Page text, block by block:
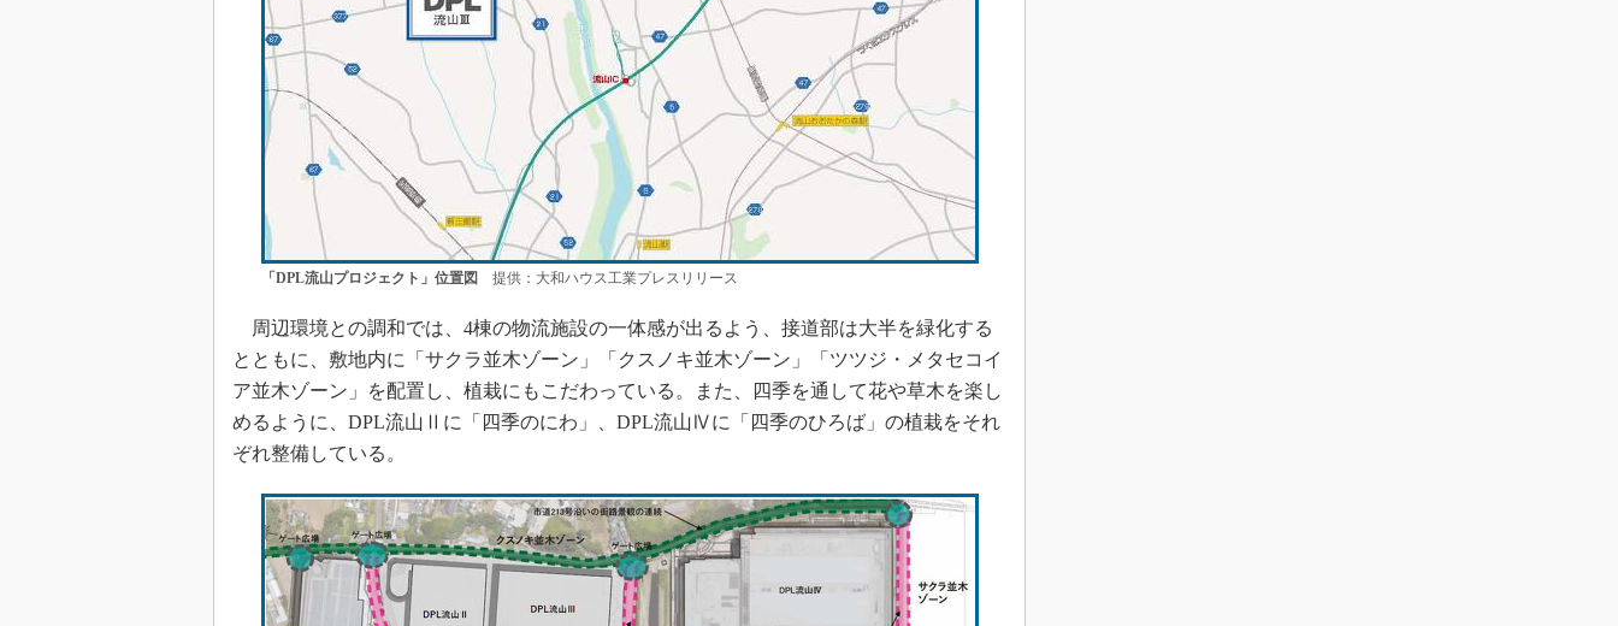
「DPL流山プロジェクト」位置図 提供：大和ハウス工業プレスリリース
周辺環境との調和では、4棟の物流施設の一体感が出るよう、接道部は大半を緑化する
とともに、敷地内に「サクラ並木ゾーン」「クスノキ並木ゾーン」「ツツジ・メタセコイ
ア並木ゾーン」を配置し、植栽にもこだわっている。また、四季を通して花や草木を楽し
めるように、DPL流山Ⅱに「四季のにわ」、DPL流山Ⅳに「四季のひろば」の植栽をそれ
ぞれ整備している。